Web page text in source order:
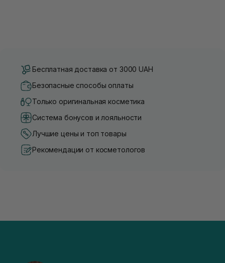
Бесплатная доставка от 3000 UAH
Безопасные способы оплаты
Только оригинальная косметика
Система бонусов и лояльности
Лучшие цены и топ товары
Рекомендации от косметологов